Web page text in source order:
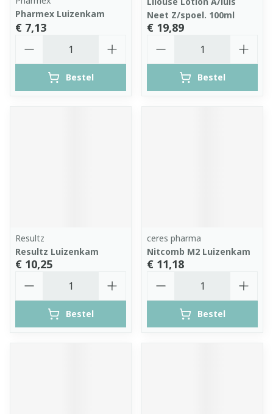
Pharmex Luizenkam
€ 7,13
Bestel
Neet Z/spoel. 100ml
€ 19,89
Bestel
Resultz
Resultz Luizenkam
€ 10,25
Bestel
ceres pharma
Nitcomb M2 Luizenkam
€ 11,18
Bestel